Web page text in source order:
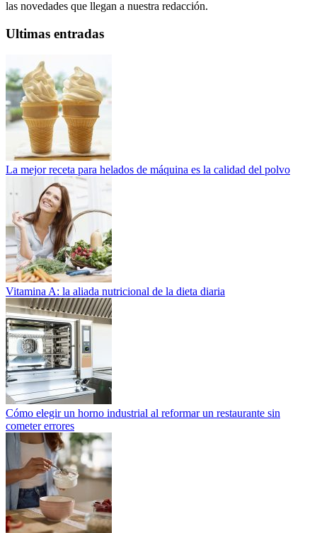
las novedades que llegan a nuestra redacción.
Ultimas entradas
La mejor receta para helados de máquina es la calidad del polvo
Vitamina A: la aliada nutricional de la dieta diaria
Cómo elegir un horno industrial al reformar un restaurante sin
cometer errores